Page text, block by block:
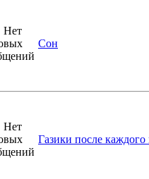
Сон
Газики после каждого